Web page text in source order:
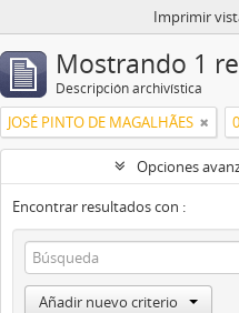
Imprimir
Mostrando 1
Descripción archivística
JOSÉ PINTO DE MAGALHÃES
Opciones
Encontrar resultados con :
Añadir nuevo criterio